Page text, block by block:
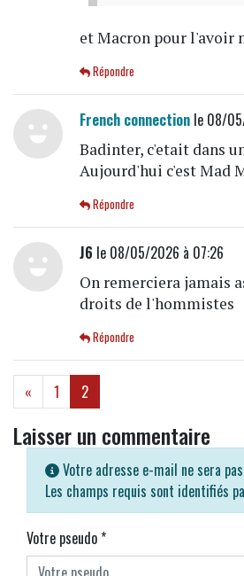
et Macron pour l'avoir
Répondre
French connectionle 08/
Badinter, c'etait dans
Aujourd'hui c'est Mad
Répondre
J6 le 08/05/2026 à 07:26
On remerciera jamais
droits de l'hommistes
Répondre
« 1 2(current)
Laisser un commentaire
Votre adresse e-mail ne sera
Les champs requis sont identifiés
Votre pseudo*